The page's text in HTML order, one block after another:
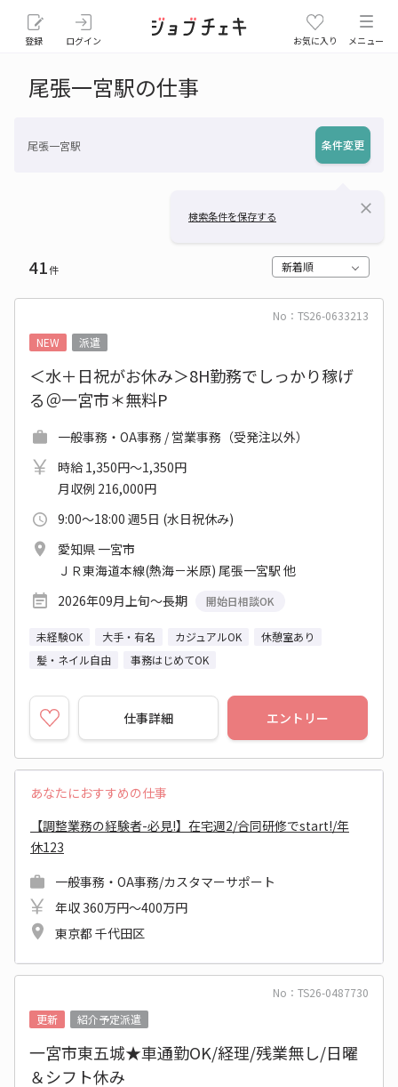
登録 ログイン お気に入り メニュー
尾張一宮駅の仕事
尾張一宮駅 条件変更
検索条件を保存する close
41件 新着順
No：TS26-0633213
NEW
派遣
＜水＋日祝がお休み＞8H勤務でしっかり稼げ
る＠一宮市＊無料P
一般事務・OA事務 / 営業事務（受発注以外）
時給 1,350円～1,350円
月収例 216,000円
9:00～18:00 週5日 (水日祝休み)
愛知県 一宮市
ＪＲ東海道本線(熱海－米原) 尾張一宮駅 他
2026年09月上旬～長期
開始日相談OK
未経験OK 大手・有名 カジュアルOK
休憩室あり
髪・ネイル自由
事務はじめてOK
仕事詳細 エントリー
あなたにおすすめの仕事
【調整業務の経験者-必見!】在宅週2/合同研修でstart!/年
休123
一般事務・OA事務/カスタマーサポート
年収 360万円～400万円
東京都 千代田区
No：TS26-0487730
更新
紹介予定派遣
一宮市東五城★車通勤OK/経理/残業無し/日曜
＆シフト休み